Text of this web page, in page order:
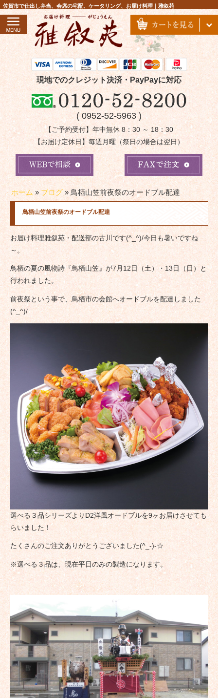
コ
ン
ツ
へ
ス
キ
プ
佐賀市で仕出し弁当、会席の宅配、ケータリング、お届け料理｜雅叙苑
現地でのクレジット決済・PayPayに対応
( 0952-52-5963 )
【ご予約受付】年中無休 8：30 ～ 18：30
【お届け定休日】毎週月曜（祭日の場合は翌日）
ホーム» ブログ» 鳥栖山笠前夜祭のオードブル配達
鳥栖山笠前夜祭のオードブル配達
お届け料理雅叙苑・配送部の古川です(^_^)/今日も暑いですね
～。
鳥栖の夏の風物詩『鳥栖山笠』が7月12日（土）・13日（日）と
行われました。
前夜祭という事で、鳥栖市の会館へオードブルを配達しました
(^_^)/
選べる３品シリーズよりD2洋風オードブルを9ヶお届けさせても
らいました！
たくさんのご注文ありがとうございました(^_-)-☆
※選べる３品は、現在平日のみの製造になります。